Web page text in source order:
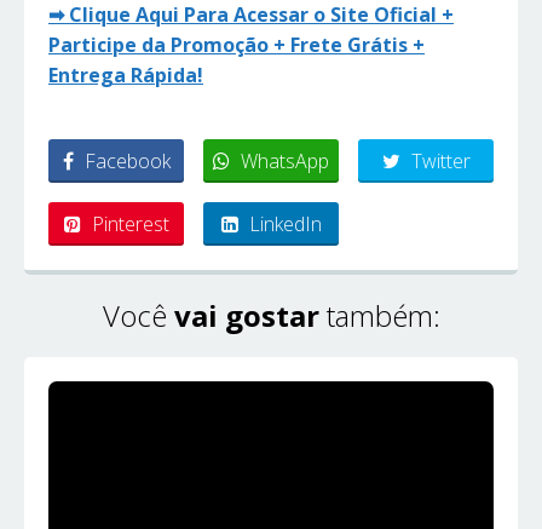
➡ Clique Aqui Para Acessar o Site Oficial +
Participe da Promoção + Frete Grátis +
Entrega Rápida!
Facebook WhatsApp Twitter
Pinterest LinkedIn
Você vai gostartambém: